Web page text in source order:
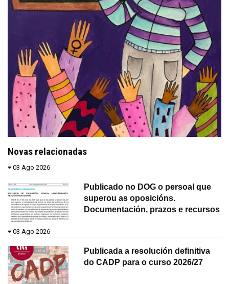
Novas relacionadas
03 Ago 2026
Publicado no DOG o persoal que
superou as oposicións.
Documentación, prazos e recursos
03 Ago 2026
Publicada a resolución definitiva
do CADP para o curso 2026/27